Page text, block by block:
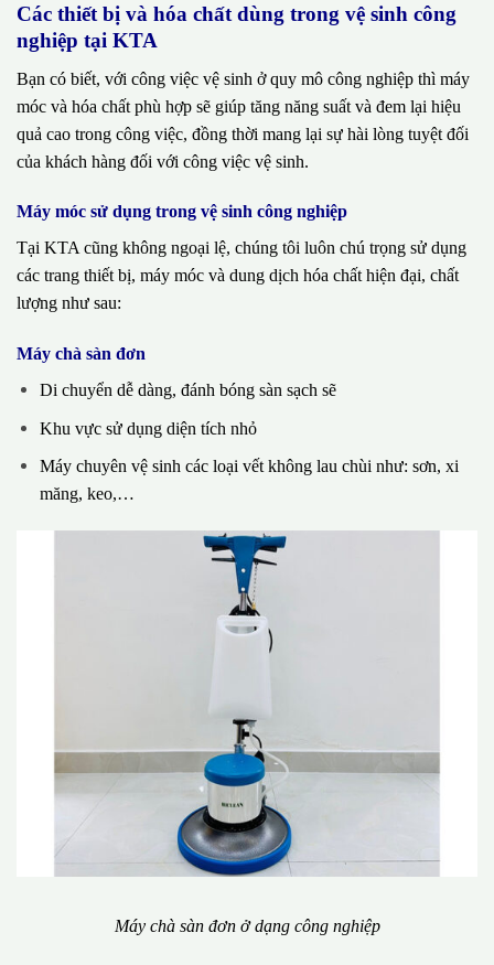
Các thiết bị và hóa chất dùng trong vệ sinh công
nghiệp tại KTA
Bạn có biết, với công việc vệ sinh ở quy mô công nghiệp thì máy
móc và hóa chất phù hợp sẽ giúp tăng năng suất và đem lại hiệu
quả cao trong công việc, đồng thời mang lại sự hài lòng tuyệt đối
của khách hàng đối với công việc vệ sinh.
Máy móc sử dụng trong vệ sinh công nghiệp
Tại KTA cũng không ngoại lệ, chúng tôi luôn chú trọng sử dụng
các trang thiết bị, máy móc và dung dịch hóa chất hiện đại, chất
lượng như sau:
Máy chà sàn đơn
Di chuyển dễ dàng, đánh bóng sàn sạch sẽ
Khu vực sử dụng diện tích nhỏ
Máy chuyên vệ sinh các loại vết không lau chùi như: sơn, xi
măng, keo,…
Máy chà sàn đơn ở dạng công nghiệp